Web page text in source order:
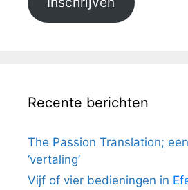
Recente berichten
The Passion Translation;
‘vertaling’
Vijf of vier bedieningen in